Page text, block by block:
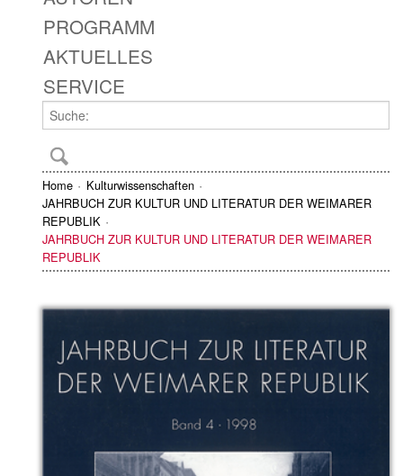
PROGRAMM
AKTUELLES
SERVICE
Home
Kulturwissenschaften
JAHRBUCH ZUR KULTUR UND LITERATUR DER WEIMARER
REPUBLIK
JAHRBUCH ZUR KULTUR UND LITERATUR DER WEIMARER
REPUBLIK